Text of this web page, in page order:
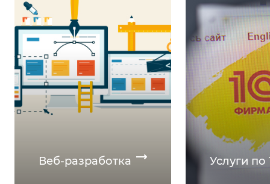
Веб-разработка Услуги по